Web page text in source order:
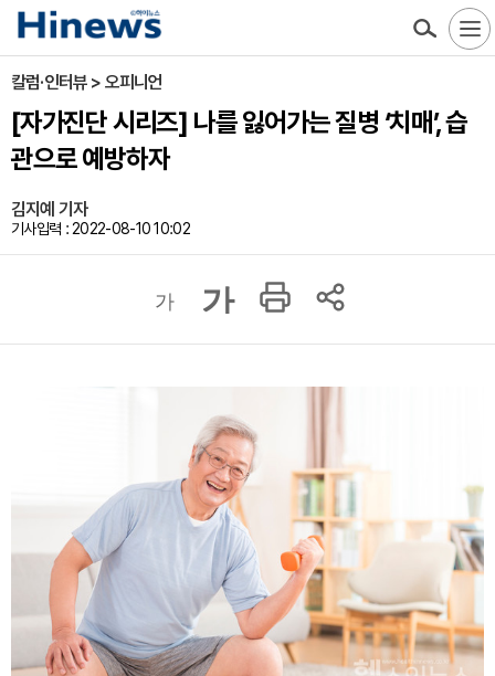
칼럼·인터뷰 > 오피니언
[자가진단 시리즈] 나를 잃어가는 질병 ‘치매’, 습
관으로 예방하자
김지예 기자
기사입력 : 2022-08-10 10:02
가 가